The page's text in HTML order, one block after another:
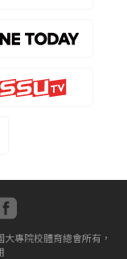
專院校體育總會所有，